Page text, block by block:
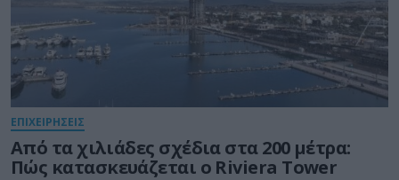
ΕΠΙΧΕΙΡΗΣΕΙΣ
Από τα χιλιάδες σχέδια στα 200 μέτρα:
Πώς κατασκευάζεται ο Riviera Tower